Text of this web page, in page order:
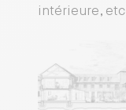
intérieure,